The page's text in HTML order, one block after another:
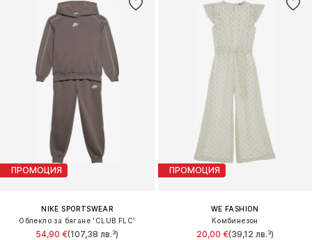
ПРОМОЦИЯ
NIKE SPORTSWEAR
Облекло за бягане 'CLUB FLC'
54,90 €(107,38 лв.³)
ПРОМОЦИЯ
WE FASHION
Комбинезон
20,00 €(39,12 лв.³)